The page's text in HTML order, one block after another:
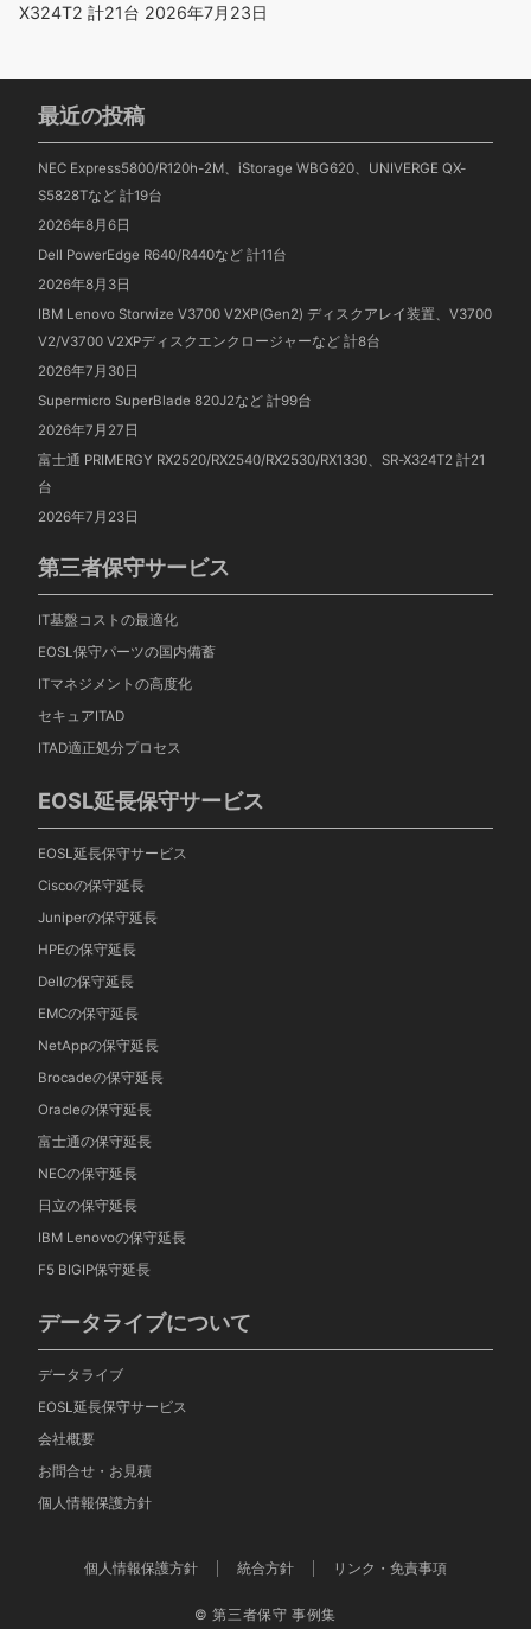
X324T2 計21台 2026年7月23日
最近の投稿
NEC Express5800/R120h-2M、iStorage WBG620、UNIVERGE QX-
S5828Tなど 計19台
2026年8月6日
Dell PowerEdge R640/R440など 計11台
2026年8月3日
IBM Lenovo Storwize V3700 V2XP(Gen2) ディスクアレイ装置、V3700
V2/V3700 V2XPディスクエンクロージャーなど 計8台
2026年7月30日
Supermicro SuperBlade 820J2など 計99台
2026年7月27日
富士通 PRIMERGY RX2520/RX2540/RX2530/RX1330、SR-X324T2 計21
台
2026年7月23日
第三者保守サービス
IT基盤コストの最適化
EOSL保守パーツの国内備蓄
ITマネジメントの高度化
セキュアITAD
ITAD適正処分プロセス
EOSL延長保守サービス
EOSL延長保守サービス
Ciscoの保守延長
Juniperの保守延長
HPEの保守延長
Dellの保守延長
EMCの保守延長
NetAppの保守延長
Brocadeの保守延長
Oracleの保守延長
富士通の保守延長
NECの保守延長
日立の保守延長
IBM Lenovoの保守延長
F5 BIGIP保守延長
データライブについて
データライブ
EOSL延長保守サービス
会社概要
お問合せ・お見積
個人情報保護方針
個人情報保護方針 統合方針 リンク・免責事項
© 第三者保守 事例集